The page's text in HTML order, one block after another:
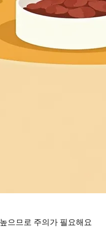
으므로 주의가 필요해요